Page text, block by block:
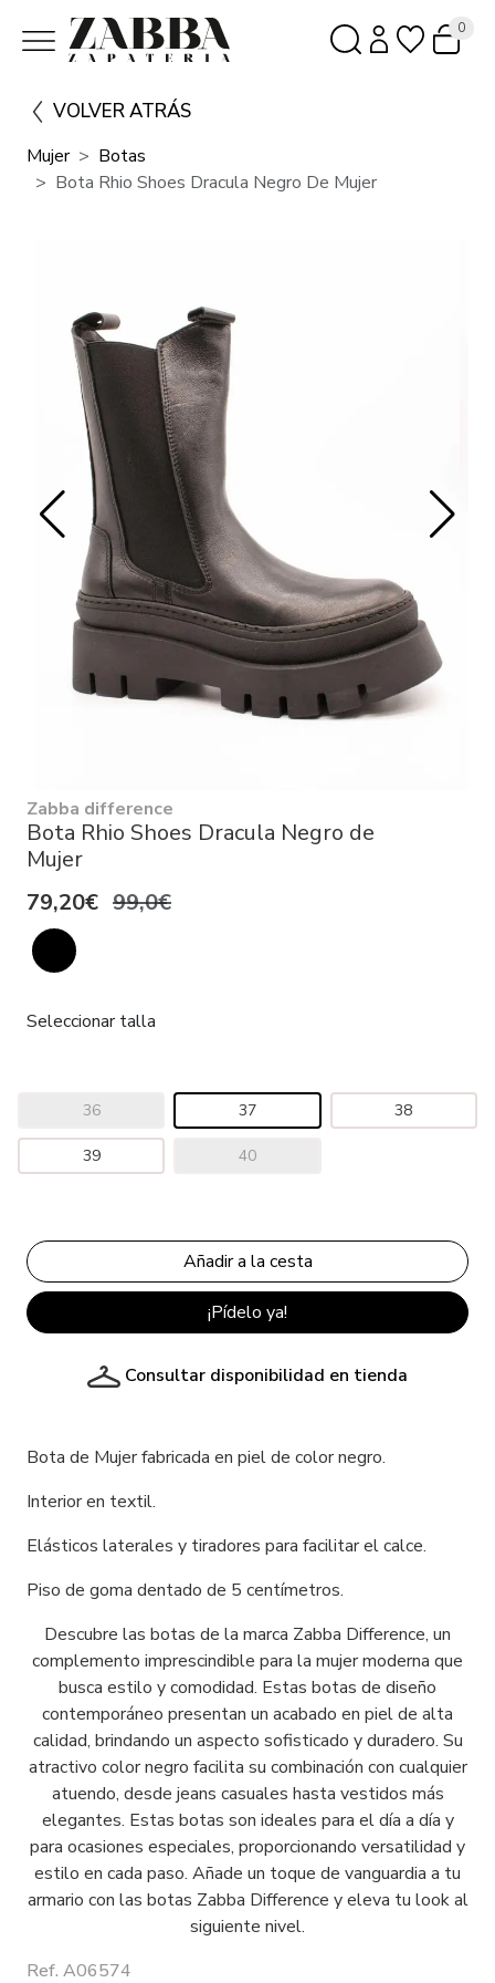
0
VOLVER ATRÁS
Mujer
Botas
Bota Rhio Shoes Dracula Negro De Mujer
Zabba difference
Bota Rhio Shoes Dracula Negro de
Mujer
79,20€ 99,0€
Seleccionar talla
36 37 38
39 40
¡Pídelo ya!
Consultar disponibilidad en tienda
Bota de Mujer fabricada en piel de color negro.
Interior en textil.
Elásticos laterales y tiradores para facilitar el calce.
Piso de goma dentado de 5 centímetros.
Descubre las botas de la marca Zabba Difference, un
complemento imprescindible para la mujer moderna que
busca estilo y comodidad. Estas botas de diseño
contemporáneo presentan un acabado en piel de alta
calidad, brindando un aspecto sofisticado y duradero. Su
atractivo color negro facilita su combinación con cualquier
atuendo, desde jeans casuales hasta vestidos más
elegantes. Estas botas son ideales para el día a día y
para ocasiones especiales, proporcionando versatilidad y
estilo en cada paso. Añade un toque de vanguardia a tu
armario con las botas Zabba Difference y eleva tu look al
siguiente nivel.
Ref. A06574